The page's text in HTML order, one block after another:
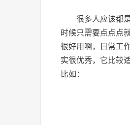
很多人应该都
时候只需要点点点
很好用啊，日常工
实很优秀，它比较
比如：